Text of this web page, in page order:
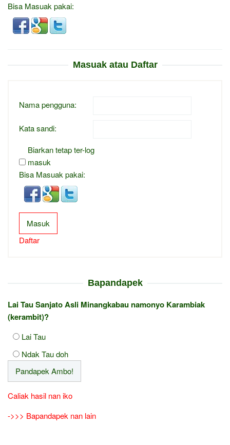
Bisa Masuak pakai:
Masuak atau Daftar
Nama pengguna:
Kata sandi:
Biarkan tetap ter-log
masuk
Bisa Masuak pakai:
Masuk
Daftar
Bapandapek
Lai Tau Sanjato Asli Minangkabau namonyo Karambiak
(kerambit)?
Lai Tau
Ndak Tau doh
Caliak hasil nan iko
->>> Bapandapek nan lain